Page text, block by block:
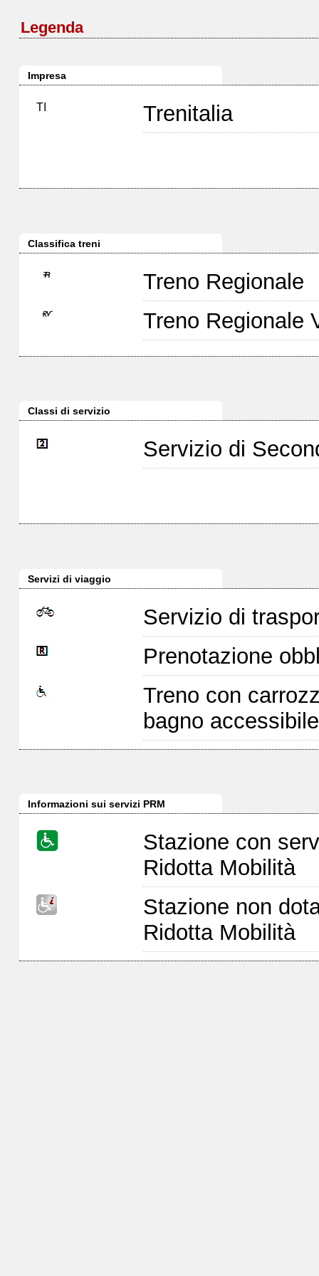
Legenda
Impresa
TI Trenitalia
Classifica treni
Treno Regionale
Treno Regionale
Classi di servizio
Servizio di
Servizi di viaggio
Servizio di
Prenotazione
Treno con
bagno
Informazioni sui servizi PRM
Stazione con
Ridotta Mobilità
Stazione non
Ridotta Mobilità